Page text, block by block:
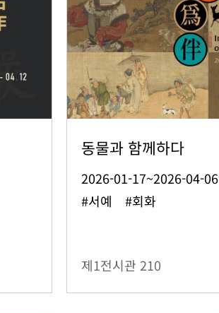
동물과 함께하다
2026-01-17~2026-04-06
#서예 #회화
제1전시관 210